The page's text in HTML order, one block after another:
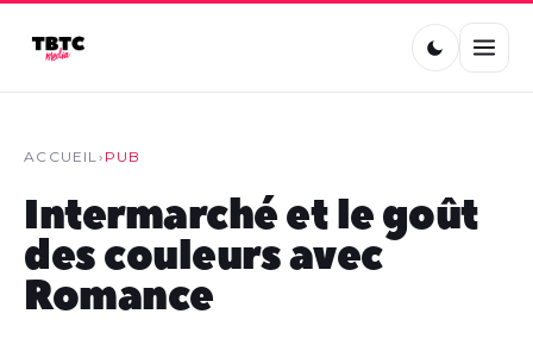
ACCUEIL› PUB
Intermarché et le goût
des couleurs avec
Romance